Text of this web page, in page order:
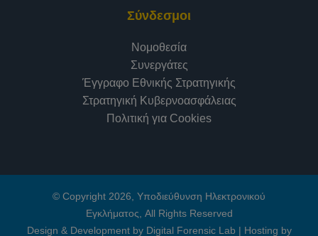
Σύνδεσμοι
Νομοθεσία
Συνεργάτες
Έγγραφο Εθνικής Στρατηγικής
Στρατηγική Κυβερνοασφάλειας
Πολιτική για Cookies
© Copyright 2026, Υποδιεύθυνση Ηλεκτρονικού
Εγκλήματος, All Rights Reserved
Design & Development by Digital Forensic Lab | Hosting by